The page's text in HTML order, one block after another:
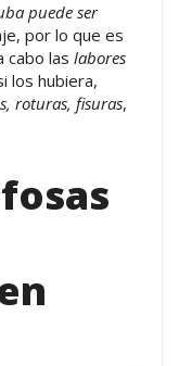
puede ser
por lo que es
cabo las labores
los hubiera,
roturas, fisuras,